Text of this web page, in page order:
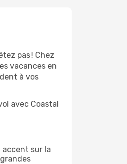
pas ! Chez
vacances en
à vos
avec Coastal
accent sur la